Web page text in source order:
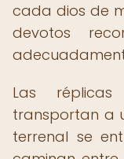
cada dios de
devotos
Las
transportan a
terrenal se